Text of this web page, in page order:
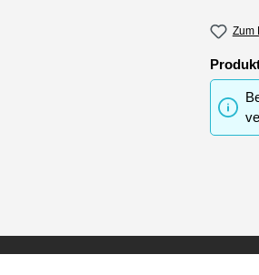
Zum